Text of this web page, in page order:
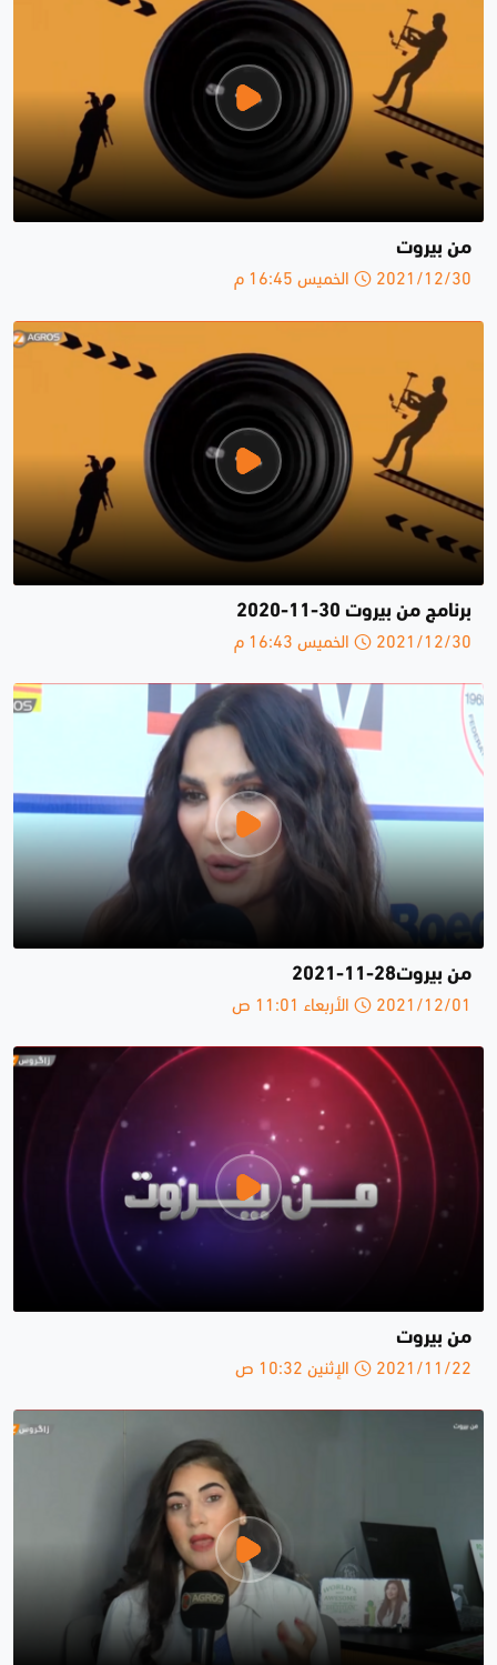
من بيروت
2021/12/30 الخميس 16:45 م
برنامج من بيروت 30-11-2020
2021/12/30 الخميس 16:43 م
من بيروت28-11-2021
2021/12/01 الأربعاء 11:01 ص
من بيروت
2021/11/22 الإثنين 10:32 ص